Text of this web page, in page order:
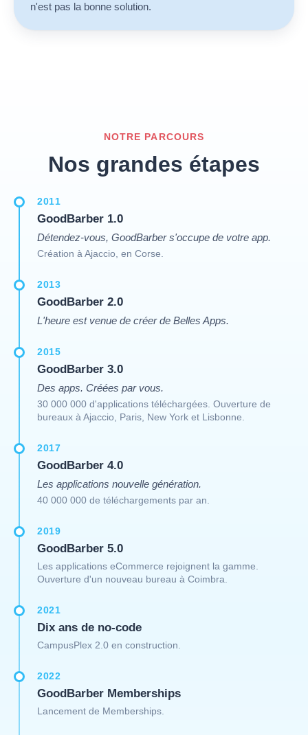
n'est pas la bonne solution.
NOTRE PARCOURS
Nos grandes étapes
2011
GoodBarber 1.0
Détendez-vous, GoodBarber s'occupe de votre app.
Création à Ajaccio, en Corse.
2013
GoodBarber 2.0
L'heure est venue de créer de Belles Apps.
2015
GoodBarber 3.0
Des apps. Créées par vous.
30 000 000 d'applications téléchargées. Ouverture de
bureaux à Ajaccio, Paris, New York et Lisbonne.
2017
GoodBarber 4.0
Les applications nouvelle génération.
40 000 000 de téléchargements par an.
2019
GoodBarber 5.0
Les applications eCommerce rejoignent la gamme.
Ouverture d'un nouveau bureau à Coimbra.
2021
Dix ans de no-code
CampusPlex 2.0 en construction.
2022
GoodBarber Memberships
Lancement de Memberships.